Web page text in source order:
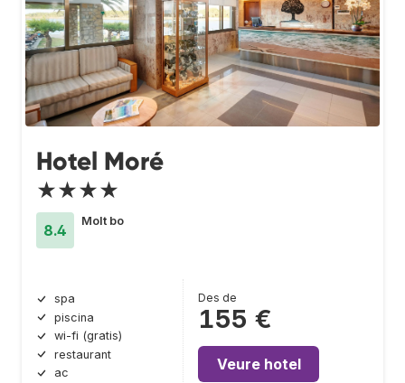
Hotel Moré
★★★★
8.4
Molt bo
spa
piscina
wi-fi (gratis)
restaurant
ac
Des de
155 €
Veure hotel